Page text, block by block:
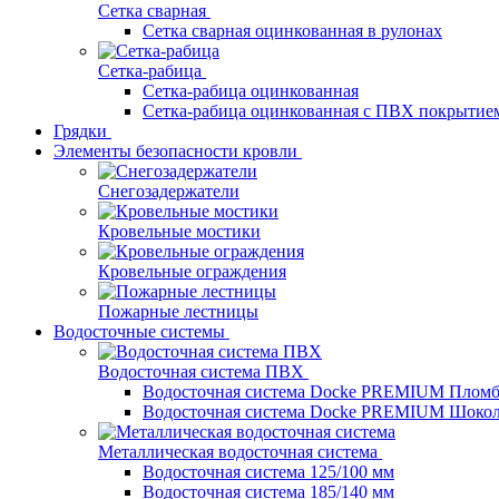
Сетка сварная
Сетка сварная оцинкованная в рулонах
Сетка-рабица
Сетка-рабица оцинкованная
Сетка-рабица оцинкованная с ПВХ
Грядки
Элементы безопасности кровли
Снегозадержатели
Кровельные мостики
Кровельные ограждения
Пожарные лестницы
Водосточные системы
Водосточная система ПВХ
Водосточная система Docke PREMIUM
Водосточная система Docke PREMIUM
Металлическая водосточная система
Водосточная система 125/100 мм
Водосточная система 185/140 мм